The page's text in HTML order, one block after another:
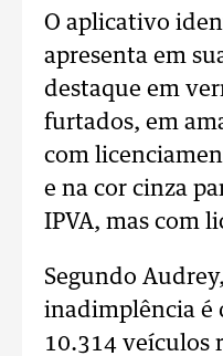
O aplicativo
apresenta em
destaque em
furtados, em
com
e na cor cinza
IPVA, mas com
Segundo
inadimplência é
10.314 veículos